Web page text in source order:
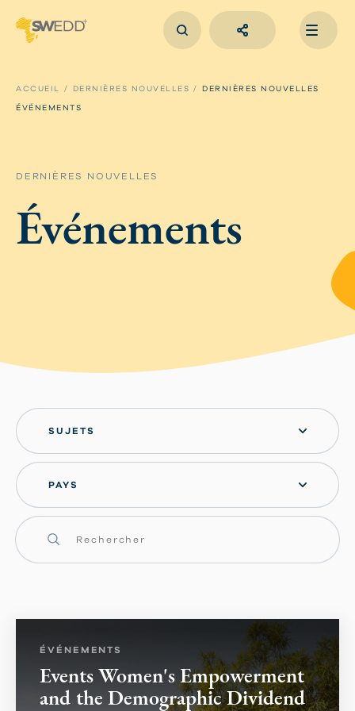
contenu
principal
ACCUEIL DERNIÈRES NOUVELLES DERNIÈRES NOUVELLES
ÉVÉNEMENTS
DERNIÈRES NOUVELLES
Événements
SUJETS
PAYS
ÉVÉNEMENTS
Events Women's Empowerment
and the Demographic Dividend